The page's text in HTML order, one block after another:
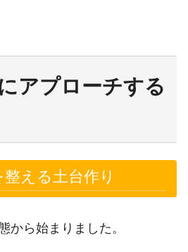
アプローチする
える土台作り
から始まりました。